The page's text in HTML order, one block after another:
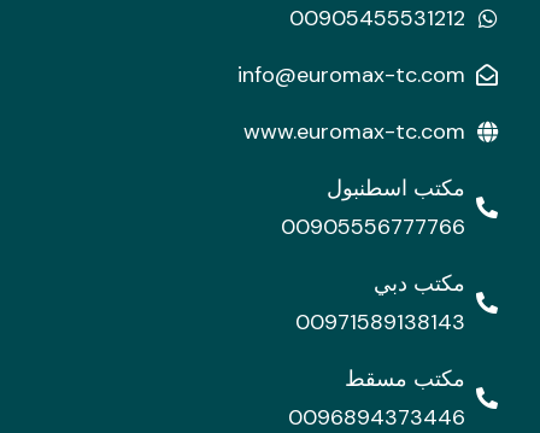
00905455531212
info@euromax-tc.com
www.euromax-tc.com
مكتب اسطنبول
00905556777766
مكتب دبي
00971589138143
مكتب مسقط
0096894373446